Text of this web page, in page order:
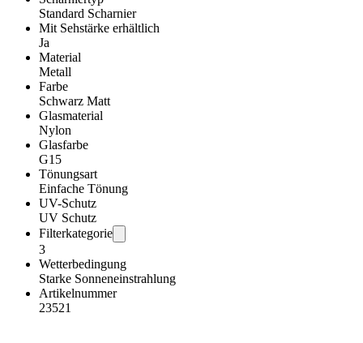
Standard Scharnier
Mit Sehstärke erhältlich
Ja
Material
Metall
Farbe
Schwarz Matt
Glasmaterial
Nylon
Glasfarbe
G15
Tönungsart
Einfache Tönung
UV-Schutz
UV Schutz
Filterkategorie
3
Wetterbedingung
Starke Sonneneinstrahlung
Artikelnummer
23521